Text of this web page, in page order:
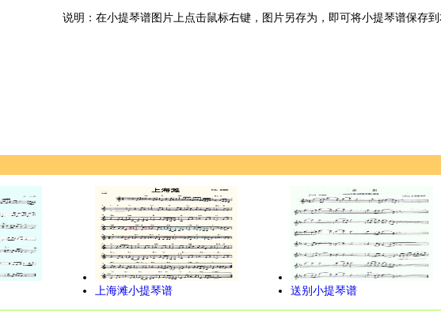
说明：在小提琴谱图片上点击鼠标右键，图片另存为，即可将小提琴谱保存
上海滩小提琴谱 送别小提琴谱